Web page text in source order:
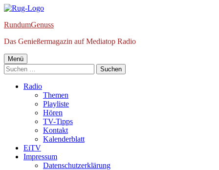
Springe
Inhalt
RundumGenuss
Das Genießermagazin auf Mediatop Radio
Primäres
Menü
Menü
Suchen
nach:
Radio
Themen
Playliste
Hören
TV-Tipps
Kontakt
Kalenderblatt
EiTV
Impressum
Datenschutzerklärung